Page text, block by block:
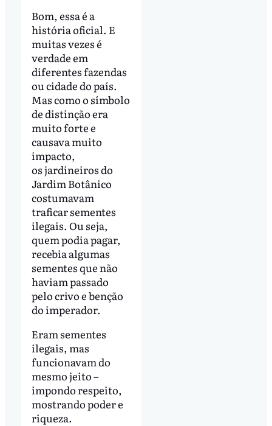
Bom, essa é a
história oficial. E
muitas vezes é
verdade em
diferentes fazendas
ou cidade do país.
Mas como o símbolo
de distinção era
muito forte e
causava muito
impacto,
os jardineiros do
Jardim Botânico
costumavam
traficar sementes
ilegais. Ou seja,
quem podia pagar,
recebia algumas
sementes que não
haviam passado
pelo crivo e benção
do imperador.
Eram sementes
ilegais, mas
funcionavam do
mesmo jeito –
impondo respeito,
mostrando poder e
riqueza.